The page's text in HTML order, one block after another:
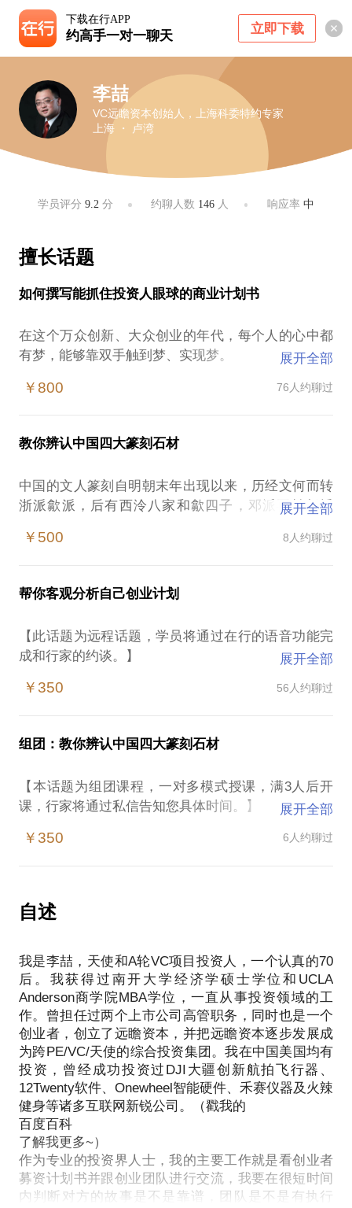
下载在行APP
约高手一对一聊天 立即下载
李喆
VC远瞻资本创始人，上海科委特约专家
上海 ・ 卢湾
学员评分9.2 分 约聊人数 146 人 响应率 中
擅长话题
如何撰写能抓住投资人眼球的商业计划书
在这个万众创新、大众创业的年代，每个人的心中都
有梦，能够靠双手触到梦、实现梦。
资人？
怎样用3分钟吸引投资人的注意？
如何做出一份专业的合乎逻辑的商业计划书？（事实
是刚需吗？高频吗？高客单价吗？
竞争对手在干什么？
创业主要的风险在哪里？
这些问题一定萦绕在每个创业者的心头。如果你遇到
你：
创业的目的到底是什么，是什么让你奋不顾身，全身
作为创业者，你准备好了吗？
有没有大体可以遵循的范式？
投资人的否定意味着项目不好吗？
展开全部
￥800 76人约聊过
教你辨认中国四大篆刻石材
中国的文人篆刻自明朝末年出现以来，历经文何而转
浙派歙派，后有西泠八家和歙四子，邓派再转赵撝
是篆法、刀法、章法、意境和美石的有机结合，缺一
定性的影响。你认识印材吗？能看出来这个石头是寿
山、青田、昌化、巴陵抑或最近被封为中国第五大印
红？当你看到一枚黄澄澄的石头，你能分辨它是寿山
黄高山、黄杜陵、黄芙蓉、还是山秀园、山仔濑、连
江黄、昌化黄、广西黄？还是真正的上中阪的田黄、
当一枚枚古旧印石静静躺在地摊或者柜台里，你能慧
都关注玉器、瓷器、陶器，以至于字画杂项，小小的
不起眼的印章反而很少有人研究。然而，位于上海这
个苏杭文化圈的中心，美石美章可以说出现概率很
大。如果要统计在上海古玩市场能捡到的漏，印石绝
美石有的晶莹剔透，有的温润可人，有的蓝星点点，
有的桃花嫣红，更不要提石帝田黄的莹腻娇黄，石后
收。如果能够对石头有更多了解和知识，你的人生一
定会更加精彩，因为每一块石头都可能藏着奇迹。和
我聊聊吧，你能够：
知道篆刻美石的基本知识和文化；
了解中国的四大印石；
亲手感受不同品种的石头；
展开全部
￥500 8人约聊过
帮你客观分析自己创业计划
【此话题为远程话题，学员将通过在行的语音功能完
成和行家的约谈。】
及对将会遇到的挑战和困难尚无清晰概念的勇者，或
你对即将从事的创业领域，是不是有真正的了解，有
没有积累；
你有什么资源、历史优势、背景能够在行业中脱颖而
出；
你要做的事情、你计划开发的产品是不是填补了确实
我们应该做好哪些准备？
领域。曾经做过上市公司高管、曾经接受过美国
Top10商学院培训、自己其实也是创业者的一份子。
我开创的远瞻股权投资其实也是创业企业。我已经投
出25个项目，获得一定成功。我是无人飞行区领域世
界第一品牌DJI大疆创新的最早机构投资人获益百倍，
也是留学生创业典范公司禾赛科技的种子轮投资人，
同时还是在行最早的创业相关的专家，面谈过近30位
创业者，对第一次创业者的心态和情况有较好的把握
相信在这些方面能为你提供帮助。
我愿意与你分享的内容包括：
帮助你切实分析自己的优势长项背景目标以及劣势，
尽可能避免可能或者说一定会遇到的坑；
帮助学员分析行业及竞争，分析这个行业是什么情
展开全部
￥350 56人约聊过
组团：教你辨认中国四大篆刻石材
【本话题为组团课程，一对多模式授课，满3人后开
课，行家将通过私信告知您具体时间。】
浙派歙派，后有西泠八家和歙四子，邓派再转赵撝
不可。石材的美妙与否对一枚印章的可把玩程度有决
定性的影响。你认识印材吗？能看出来这个石头是寿
石的“老挝石”，还是不值钱的青海石广西石辽石萧山
红？当你看到一枚黄澄澄的石头，你能分辨它是寿山
黄高山、黄杜陵、黄芙蓉、还是山秀园、山仔濑、连
江黄、昌化黄、广西黄？还是真正的上中阪的田黄、
牛蛋田、鹿目田？还是干脆是用黄颜料煮出来的假石
头？
当一枚枚古旧印石静静躺在地摊或者柜台里，你能慧
眼辨别砂砾中的金子吗？当今收藏正盛，绝大多数人
都关注玉器、瓷器、陶器，以至于字画杂项，小小的
不起眼的印章反而很少有人研究。然而，位于上海这
个苏杭文化圈的中心，美石美章可以说出现概率很
大。如果要统计在上海古玩市场能捡到的漏，印石绝
对占了很大一部分。至于全国其它地方，懂石头的人
展开全部
￥350 6人约聊过
自述
我是李喆，天使和A轮VC项目投资人，一个认真的70
后。我获得过南开大学经济学硕士学位和UCLA
Anderson商学院MBA学位，一直从事投资领域的工
作。曾担任过两个上市公司高管职务，同时也是一个
创业者，创立了远瞻资本，并把远瞻资本逐步发展成
为跨PE/VC/天使的综合投资集团。我在中国美国均有
投资，曾经成功投资过DJI大疆创新航拍飞行器、
12Twenty软件、Onewheel智能硬件、禾赛仪器及火辣
健身等诸多互联网新锐公司。（戳我的
百度百科
了解我更多~）
作为专业的投资界人士，我的主要工作就是看创业者
募资计划书并跟创业团队进行交流，我要在很短时间
内判断对方的故事是不是靠谱，团队是不是有执行